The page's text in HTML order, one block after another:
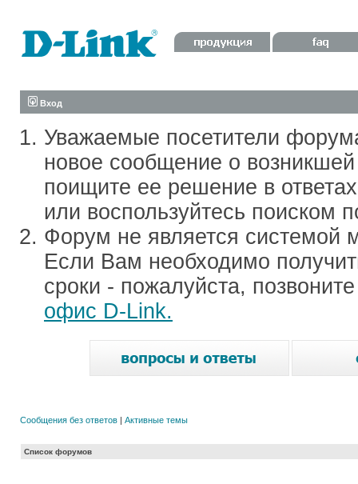
Вход
Уважаемые посетители
новое сообщение о
поищите ее решение в
или воспользуйтесь поиском
Форум не является системой
Если Вам необходимо
сроки - пожалуйста,
офис D-Link.
Сообщения без ответов | Активные темы
Список форумов